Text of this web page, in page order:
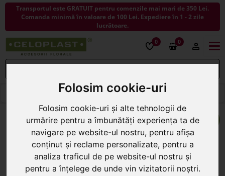
Folosim cookie-uri
Folosim cookie-uri și alte tehnologii de
urmărire pentru a îmbunătăți experiența ta de
navigare pe website-ul nostru, pentru afișa
conținut și reclame personalizate, pentru a
analiza traficul de pe website-ul nostru și
pentru a înțelege de unde vin vizitatorii noștri.
Transportul este GRATUIT pentru comenzile mai mari de 350 Lei.
Comanda minimă în valoare de 100 Lei. Expediere în 1 - 2 zile
lucrătoare.
0 0
< ÎNAPOI LA FLORI ARTIFICIALE